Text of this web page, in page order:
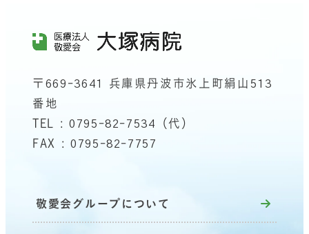
〒669-3641 兵庫県丹波市氷上町絹山513
番地
TEL : 0795-82-7534（代）
FAX : 0795-82-7757
敬愛会グループについて